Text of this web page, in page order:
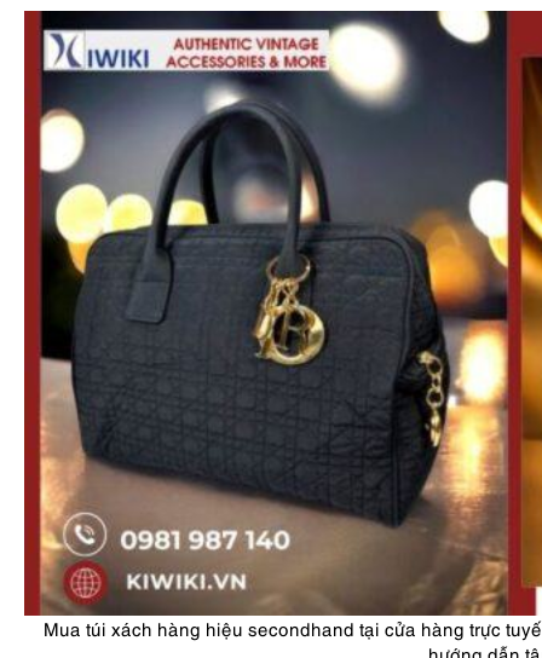
Mua túi xách hàng hiệu secondhand tại cửa hàng trực